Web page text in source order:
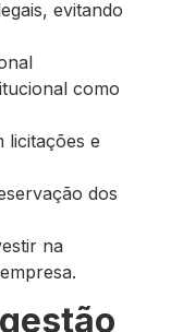
evitando
como
licitações e
dos
na